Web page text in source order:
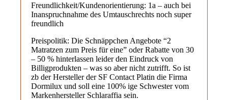
Freundlichkeit/Kundenorientierung: 1a – auch bei
Inanspruchnahme des Umtauschrechts noch super
freundlich
Preispolitik: Die Schnäppchen Angebote “2
Matratzen zum Preis für eine” oder Rabatte von 30
– 50 % hinterlassen leider den Eindruck von
Billigprodukten – was so aber nicht zutrifft. So ist
zb der Hersteller der SF Contact Platin die Firma
Dormilux und soll eine 100% ige Schwester vom
Markenhersteller Schlaraffia sein.